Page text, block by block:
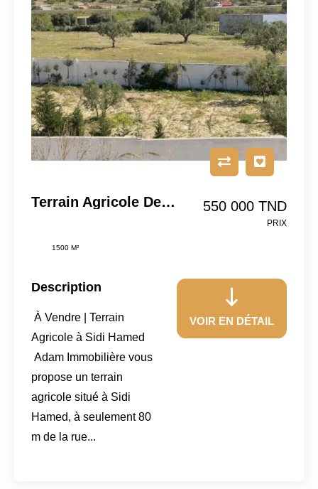
Terrain Agricole De 1500m² À Sidi Hammed 550 000 TND
PRIX
1500 M²
Description
À Vendre | Terrain
Agricole à Sidi Hamed
Adam Immobilière vous
propose un terrain
agricole situé à Sidi
Hamed, à seulement 80
m de la rue...
VOIR EN DÉTAIL